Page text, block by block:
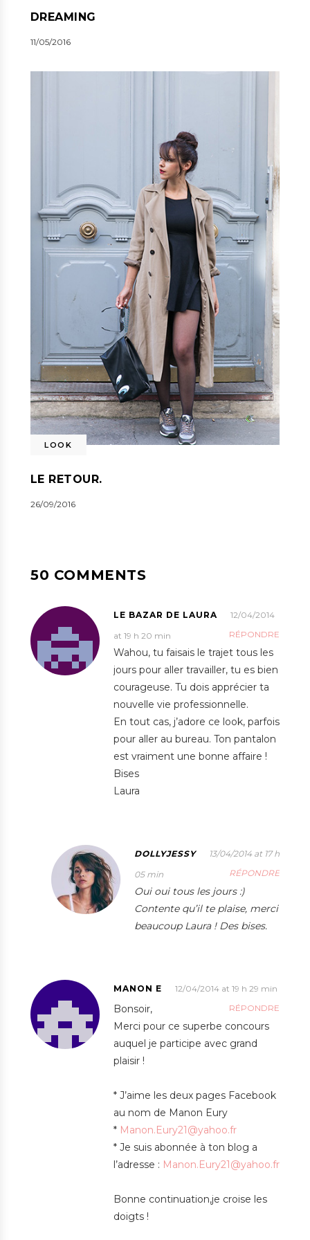
DREAMING
11/05/2016
LOOK
LE RETOUR.
26/09/2016
50 COMMENTS
LE BAZAR DE LAURA
12/04/2014
at 19 h 20 min
RÉPONDRE
Wahou, tu faisais le trajet tous les
jours pour aller travailler, tu es bien
courageuse. Tu dois apprécier ta
nouvelle vie professionnelle.
En tout cas, j’adore ce look, parfois
pour aller au bureau. Ton pantalon
est vraiment une bonne affaire !
Bises
Laura
DOLLYJESSY
13/04/2014 at 17 h
05 min
RÉPONDRE
Oui oui tous les jours :)
Contente qu’il te plaise, merci
beaucoup Laura ! Des bises.
MANON E
12/04/2014 at 19 h 29 min
RÉPONDRE
Bonsoir,
Merci pour ce superbe concours
auquel je participe avec grand
plaisir !
* J’aime les deux pages Facebook
au nom de Manon Eury
* Manon.Eury21@yahoo.fr
* Je suis abonnée à ton blog a
l’adresse : Manon.Eury21@yahoo.fr
Bonne continuation,je croise les
doigts !